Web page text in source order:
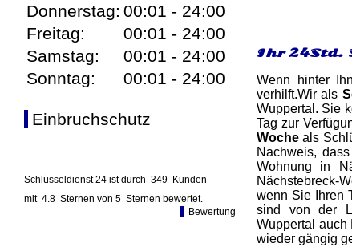
Donnerstag: 00:01 - 24:00
Freitag:
00:01 - 24:00
Samstag:
00:01 - 24:00
Sonntag:
00:01 - 24:00
Einbruchschutz
Schlüsseldienst 24 ist durch 349 Kunden
mit 4.8 Sternen von 5 Sternen bewertet.
Bewertung
Ihr 24Std.
Wenn hinter
verhilft.Wir als
Wuppertal. Sie
Tag zur
Woche als
Nachweis,
Wohnung in
Nächstebreck-
wenn Sie Ihren
sind von der
Wuppertal auch
wieder gängig